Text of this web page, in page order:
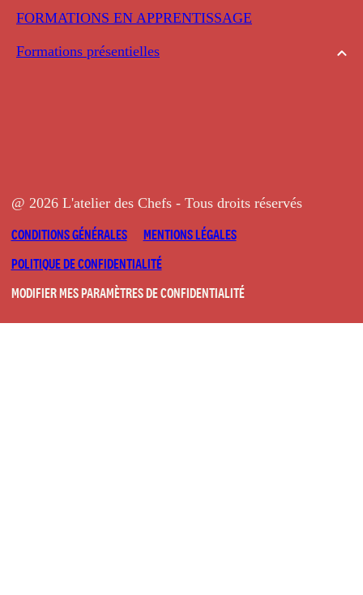
FORMATIONS EN APPRENTISSAGE
Formations présentielles
@ 2026 L'atelier des Chefs - Tous droits réservés
CONDITIONS GÉNÉRALES
MENTIONS LÉGALES
POLITIQUE DE CONFIDENTIALITÉ
MODIFIER MES PARAMÈTRES DE CONFIDENTIALITÉ